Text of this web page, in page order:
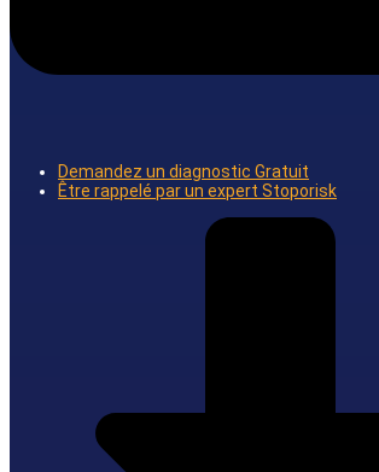
Demandez un diagnostic Gratuit
Être rappelé par un expert Stoporisk